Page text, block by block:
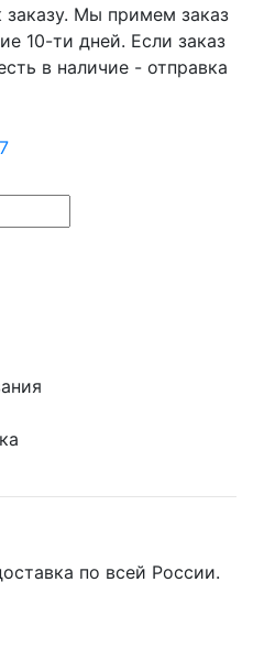
Мы примем заказ
10-ти дней. Если заказ
в наличие - отправка
по всей России.